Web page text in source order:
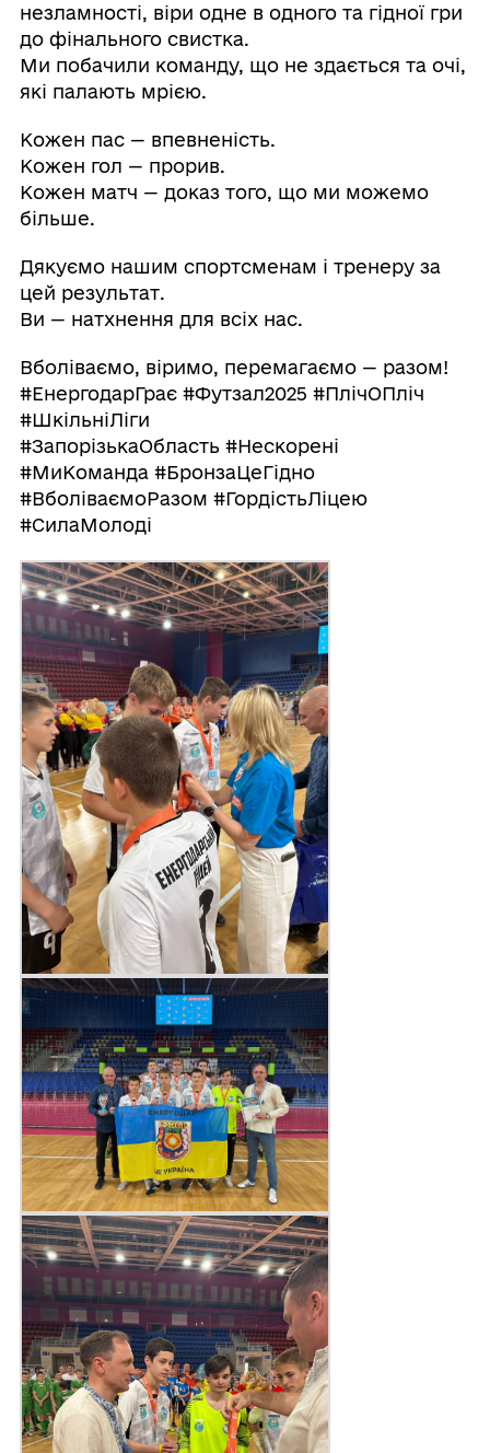
незламності, віри одне в одного та гідної гри
до фінального свистка.
Ми побачили команду, що не здається та очі,
які палають мрією.
Кожен пас — впевненість.
Кожен гол — прорив.
Кожен матч — доказ того, що ми можемо
більше.
Дякуємо нашим спортсменам і тренеру за
цей результат.
Ви — натхнення для всіх нас.
Вболіваємо, віримо, перемагаємо — разом!
#ЕнергодарГрає #Футзал2025 #ПлічОПліч
#ШкільніЛіги
#ЗапорізькаОбласть #Нескорені
#МиКоманда #БронзаЦеГідно
#ВболіваємоРазом #ГордістьЛіцею
#СилаМолоді